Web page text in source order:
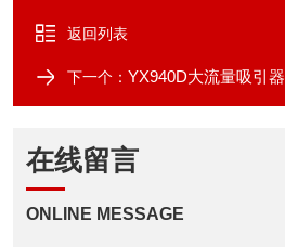
返回列表
下一个： YX940D大流量吸引器
在线留言
ONLINE MESSAGE